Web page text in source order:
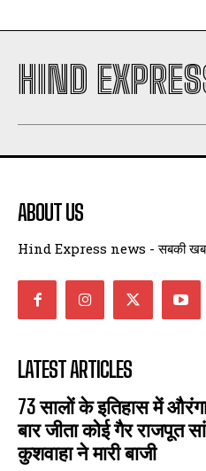
HIND
ABOUT US
Hind Express news - सबकी
LATEST ARTICLES
73 सालों के इतिहास में
बार जीता कोई गैर राजपूत
कुशवाहा ने मारी बाजी